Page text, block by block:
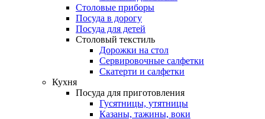
Столовые приборы
Посуда в дорогу
Посуда для детей
Столовый текстиль
Дорожки на стол
Сервировочные салфетки
Скатерти и салфетки
Кухня
Посуда для приготовления
Гусятницы, утятницы
Казаны, тажины, воки